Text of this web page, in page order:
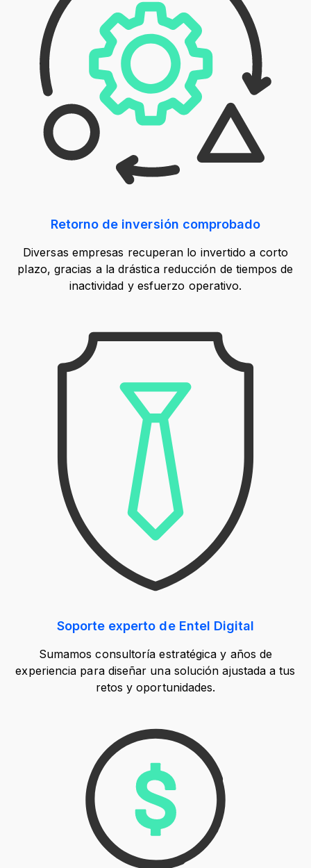
Retorno de inversión comprobado
Diversas empresas recuperan lo invertido a corto
plazo, gracias a la drástica reducción de tiempos de
inactividad y esfuerzo operativo.
Soporte experto de Entel Digital
Sumamos consultoría estratégica y años de
experiencia para diseñar una solución ajustada a tus
retos y oportunidades.